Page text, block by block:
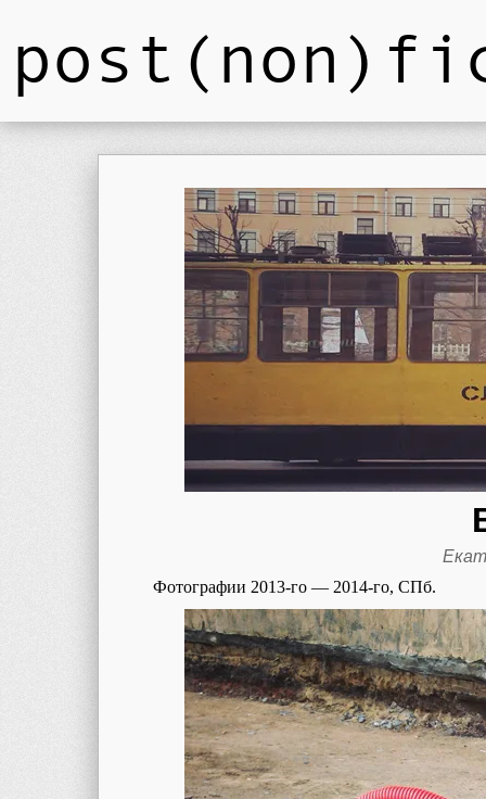
Фотографии 2013-го — 2014-го, СПб.